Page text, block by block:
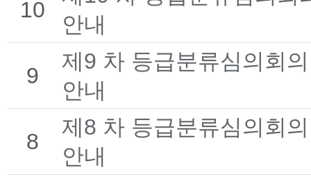
10
안내
9
제9 차 등급분류심의회
안내
8
제8 차 등급분류심의회
안내